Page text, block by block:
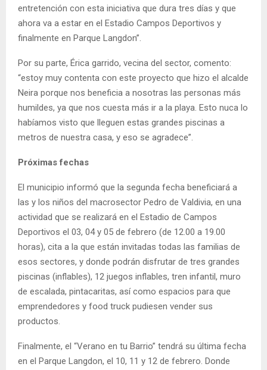
entretención con esta iniciativa que dura tres días y que
ahora va a estar en el Estadio Campos Deportivos y
finalmente en Parque Langdon”.
Por su parte, Érica garrido, vecina del sector, comento:
“estoy muy contenta con este proyecto que hizo el alcalde
Neira porque nos beneficia a nosotras las personas más
humildes, ya que nos cuesta más ir a la playa. Esto nuca lo
habíamos visto que lleguen estas grandes piscinas a
metros de nuestra casa, y eso se agradece”.
Próximas fechas
El municipio informó que la segunda fecha beneficiará a
las y los niños del macrosector Pedro de Valdivia, en una
actividad que se realizará en el Estadio de Campos
Deportivos el 03, 04 y 05 de febrero (de 12.00 a 19.00
horas), cita a la que están invitadas todas las familias de
esos sectores, y donde podrán disfrutar de tres grandes
piscinas (inflables), 12 juegos inflables, tren infantil, muro
de escalada, pintacaritas, así como espacios para que
emprendedores y food truck pudiesen vender sus
productos.
Finalmente, el “Verano en tu Barrio” tendrá su última fecha
en el Parque Langdon, el 10, 11 y 12 de febrero. Donde